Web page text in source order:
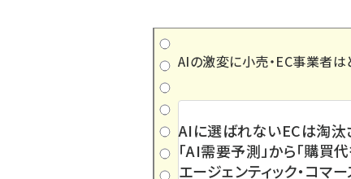
AIの激変に小売・EC事業者は
AIに選ばれないECは淘汰
「AI需要予測」から「購買
エージェンティック・コマ